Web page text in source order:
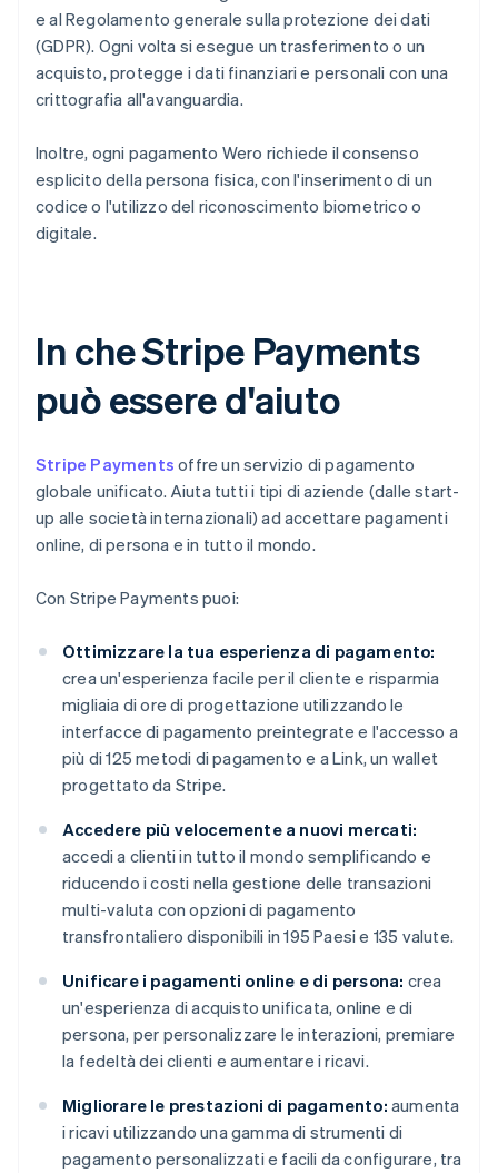
e al Regolamento generale sulla protezione dei dati
(GDPR). Ogni volta si esegue un trasferimento o un
acquisto, protegge i dati finanziari e personali con una
crittografia all'avanguardia.
Inoltre, ogni pagamento Wero richiede il consenso
esplicito della persona fisica, con l'inserimento di un
codice o l'utilizzo del riconoscimento biometrico o
digitale.
In che Stripe Payments
può essere d'aiuto
Stripe Payments offre un servizio di pagamento
globale unificato. Aiuta tutti i tipi di aziende (dalle start-
up alle società internazionali) ad accettare pagamenti
online, di persona e in tutto il mondo.
Con Stripe Payments puoi:
Ottimizzare la tua esperienza di pagamento:
crea un'esperienza facile per il cliente e risparmia
migliaia di ore di progettazione utilizzando le
interfacce di pagamento preintegrate e l'accesso a
più di 125 metodi di pagamento e a Link, un wallet
progettato da Stripe.
Accedere più velocemente a nuovi mercati:
accedi a clienti in tutto il mondo semplificando e
riducendo i costi nella gestione delle transazioni
multi-valuta con opzioni di pagamento
transfrontaliero disponibili in 195 Paesi e 135 valute.
Unificare i pagamenti online e di persona: crea
un'esperienza di acquisto unificata, online e di
persona, per personalizzare le interazioni, premiare
la fedeltà dei clienti e aumentare i ricavi.
Migliorare le prestazioni di pagamento: aumenta
i ricavi utilizzando una gamma di strumenti di
pagamento personalizzati e facili da configurare, tra